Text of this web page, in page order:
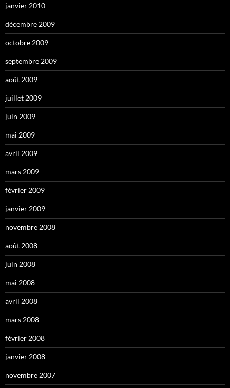
janvier 2010
décembre 2009
octobre 2009
septembre 2009
août 2009
juillet 2009
juin 2009
mai 2009
avril 2009
mars 2009
février 2009
janvier 2009
novembre 2008
août 2008
juin 2008
mai 2008
avril 2008
mars 2008
février 2008
janvier 2008
novembre 2007